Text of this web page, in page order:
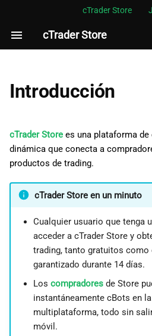
cTrader Store
cTrader Store
I
i
a
l
Tipos de productos
Rendimiento de los productos
Introducción
cTrader Store es una plataforma
dinámica que conecta a
productos de trading.
cTrader Store en un minuto
Cualquier usuario que tenga
acceder a cTrader Store y
trading, tanto gratuitos como
garantizado durante 14 días.
Loscompradores de Store
instantáneamente cBots en
multiplataforma, todo sin
móvil.